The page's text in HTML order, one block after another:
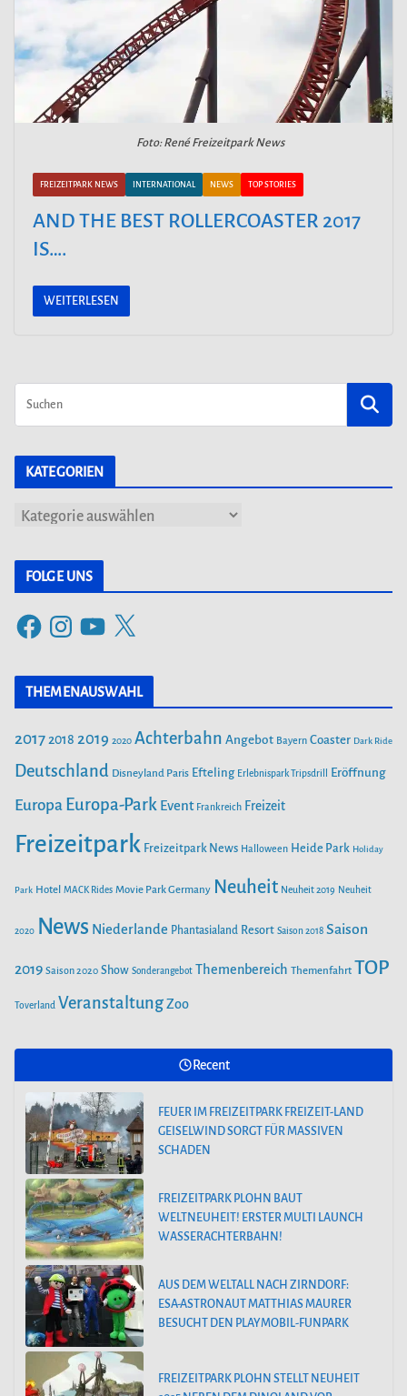
Foto: René Freizeitpark News
FREIZEITPARK NEWS INTERNATIONAL NEWS TOP STORIES
AND THE BEST ROLLERCOASTER 2017
IS….
WEITERLESEN
KATEGORIEN
g
e
n
FOLGE UNS
F
c
o
o
s
t
g
r
Y
u
T
b
e
X
THEMENAUSWAHL
20172018 2019 2020 Achterbahn Angebot Bayern Coaster Dark Ride
Deutschland Disneyland Paris Efteling Erlebnispark Tripsdrill Eröffnung
Europa Europa-Park Event Frankreich Freizeit
Freizeitpark Freizeitpark News Halloween Heide Park Holiday
Park Hotel MACK Rides Movie Park Germany Neuheit Neuheit 2019 Neuheit
2020 News Niederlande Phantasialand Resort Saison 2018 Saison
2019 Saison 2020 Show Sonderangebot Themenbereich Themenfahrt TOP
Toverland VeranstaltungZoo
Recent
FEUER IM FREIZEITPARK FREIZEIT-LAND
GEISELWIND SORGT FÜR MASSIVEN
SCHADEN
FREIZEITPARK PLOHN BAUT
WELTNEUHEIT! ERSTER MULTI LAUNCH
WASSERACHTERBAHN!
AUS DEM WELTALL NACH ZIRNDORF:
ESA-ASTRONAUT MATTHIAS MAURER
BESUCHT DEN PLAYMOBIL-FUNPARK
FREIZEITPARK PLOHN STELLT NEUHEIT